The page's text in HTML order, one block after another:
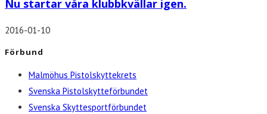
Nu startar våra klubbkvällar igen.
2016-01-10
Förbund
Malmöhus Pistolskyttekrets
Svenska Pistolskytteförbundet
Svenska Skyttesportförbundet